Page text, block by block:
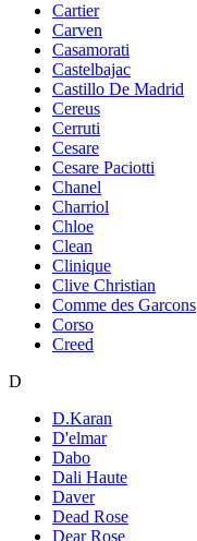
Cartier
Carven
Casamorati
Castelbajac
Castillo De Madrid
Cereus
Cerruti
Cesare
Cesare Paciotti
Chanel
Charriol
Chloe
Clean
Clinique
Clive Christian
Comme des Garcons
Corso
Creed
D
D.Karan
D'elmar
Dabo
Dali Haute
Daver
Dead Rose
Dear Rose